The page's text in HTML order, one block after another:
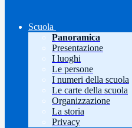
Scuola
Panoramica
Presentazione
I luoghi
Le persone
I numeri della scuola
Le carte della scuola
Organizzazione
La storia
Privacy